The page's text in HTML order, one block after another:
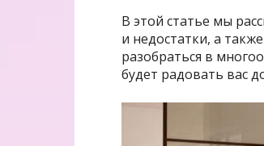
В этой статье мы
и недостатки, а
разобраться в
будет радовать вас